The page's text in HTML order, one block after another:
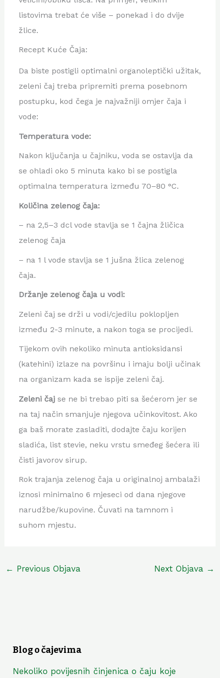
Blog o čajevima
Nekoliko povijesnih činjenica o čaju koje
listovima trebat će više – ponekad i do dvije
žlice.
Recept Kuće Čaja:
Da biste postigli optimalni organoleptički užitak,
zeleni čaj treba pripremiti prema posebnom
postupku, kod čega je najvažniji omjer čaja i
vode:
Temperatura vode:
Nakon ključanja u čajniku, voda se ostavlja da
se ohladi oko 5 minuta kako bi se postigla
optimalna temperatura između 70–80 °C.
Količina zelenog čaja:
– na 2,5–3 dcl vode stavlja se 1 čajna žličica
zelenog čaja
– na 1 l vode stavlja se 1 jušna žlica zelenog
čaja.
Držanje zelenog čaja u vodi:
Zeleni čaj se drži u vodi/cjedilu poklopljen
između 2-3 minute, a nakon toga se procijedi.
Tijekom ovih nekoliko minuta antioksidansi
(katehini) izlaze na površinu i imaju bolji učinak
na organizam kada se ispije zeleni čaj.
Zeleni čajse ne bi trebao piti sa šećerom jer se
na taj način smanjuje njegova učinkovitost. Ako
ga baš morate zasladiti, dodajte čaju korijen
sladića, list stevie, neku vrstu smeđeg šećera ili
čisti javorov sirup.
Rok trajanja zelenog čaja u originalnoj ambalaži
iznosi minimalno 6 mjeseci od dana njegove
narudžbe/kupovine. Čuvati na tamnom i
suhom mjestu.
← Previous Objava Next Objava →